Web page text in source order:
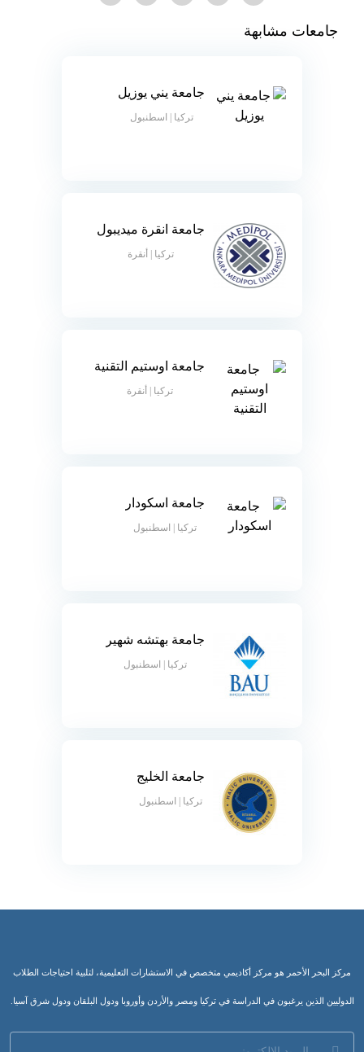
جامعات مشابهة
جامعة يني يوزيل
تركيا | اسطنبول
جامعة انقرة ميديبول
تركيا | أنقرة
جامعة اوستيم التقنية
تركيا | أنقرة
جامعة اسكودار
تركيا | اسطنبول
جامعة بهتشه شهير
تركيا | اسطنبول
جامعة الخليج
تركيا | اسطنبول
مركز البحر الأحمر هو مركز أكاديمي متخصص في الاستشارات التعليمية، لتلبية احتياجات الطلاب
الدوليين الذين يرغبون في الدراسة في تركيا ومصر والأردن وأوروبا ودول البلقان ودول شرق آسيا.